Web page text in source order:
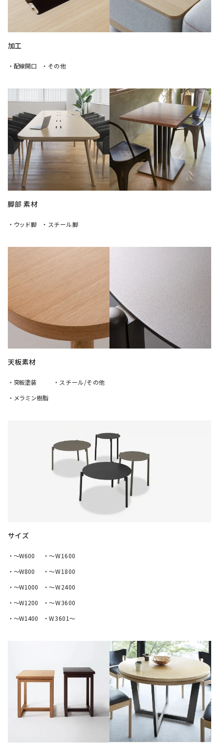
加工
・配線開口 ・その他
脚部 素材
・ウッド脚 ・スチール脚
天板素材
・突板塗装
・メラミン樹脂
・スチール/その他
サイズ
・〜W600
・〜W800
・〜W1000
・〜W1200
・〜W1400
・〜W1600
・〜W1800
・〜W2400
・〜W3600
・W3601～